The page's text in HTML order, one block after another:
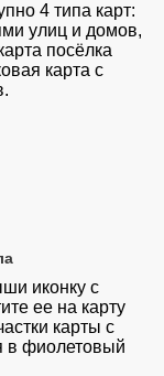
4 типа карт:
улиц и домов,
посёлка
карта с
иконку с
ее на карту
карты с
в фиолетовый